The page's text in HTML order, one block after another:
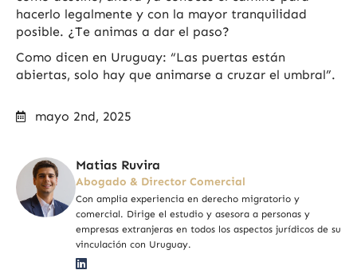
hacerlo legalmente y con la mayor tranquilidad
posible. ¿Te animas a dar el paso?
Como dicen en Uruguay: “Las puertas están
abiertas, solo hay que animarse a cruzar el umbral”.
mayo 2nd, 2025
Matias Ruvira
Abogado & Director Comercial
Con amplia experiencia en derecho migratorio y
comercial. Dirige el estudio y asesora a personas y
empresas extranjeras en todos los aspectos jurídicos de su
vinculación con Uruguay.